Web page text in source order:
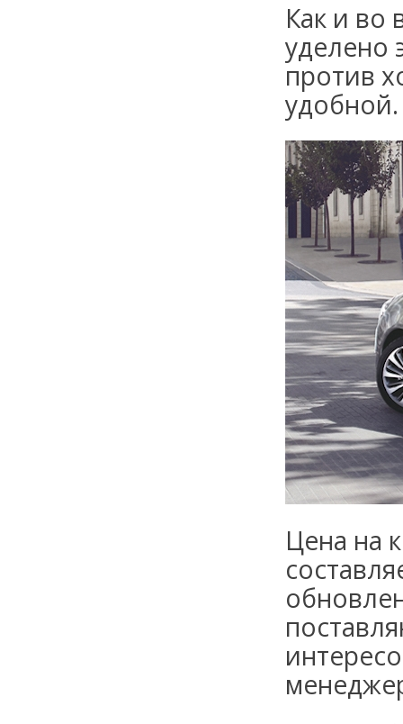
Как и во
уделено
против
удобной.
Цена на